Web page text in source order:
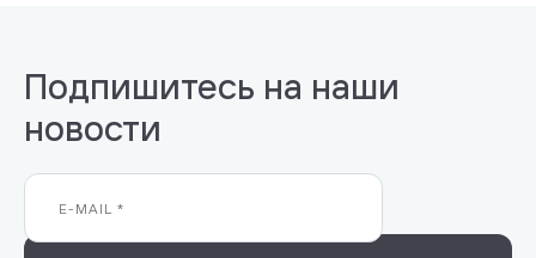
Подпишитесь на наши
новости